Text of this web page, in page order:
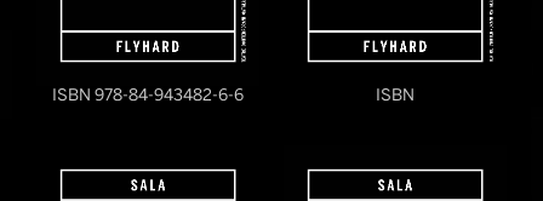
ISBN 978-84-943482-6-6 ISBN